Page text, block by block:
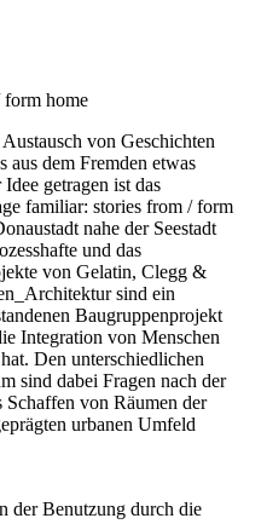
form home
von Geschichten
aus dem Fremden etwas
getragen ist das
familiar: stories from / form
nahe der Seestadt
und das
von Gelatin, Clegg &
sind ein
Baugruppenprojekt
Integration von Menschen
Den unterschiedlichen
sind dabei Fragen nach der
von Räumen der
urbanen Umfeld
der Benutzung durch die